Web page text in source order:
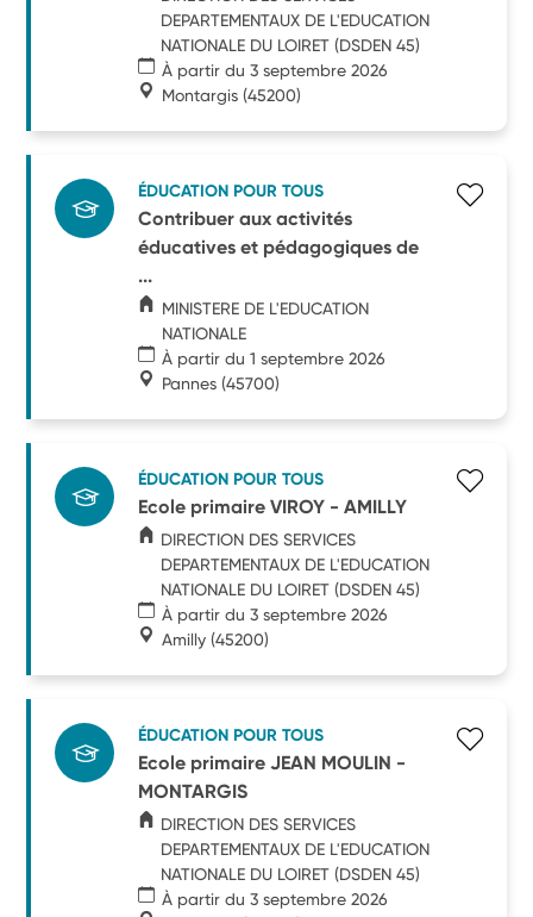
DEPARTEMENTAUX DE L'EDUCATION
NATIONALE DU LOIRET (DSDEN 45)
À partir du 3 septembre 2026
Montargis (45200)
ÉDUCATION POUR TOUS
Contribuer aux activités
éducatives et pédagogiques de
...
MINISTERE DE L'EDUCATION
NATIONALE
À partir du 1 septembre 2026
Pannes (45700)
ÉDUCATION POUR TOUS
Ecole primaire VIROY - AMILLY
DIRECTION DES SERVICES
DEPARTEMENTAUX DE L'EDUCATION
NATIONALE DU LOIRET (DSDEN 45)
À partir du 3 septembre 2026
Amilly (45200)
ÉDUCATION POUR TOUS
Ecole primaire JEAN MOULIN -
MONTARGIS
DIRECTION DES SERVICES
DEPARTEMENTAUX DE L'EDUCATION
NATIONALE DU LOIRET (DSDEN 45)
À partir du 3 septembre 2026